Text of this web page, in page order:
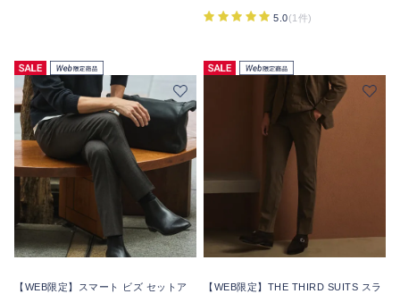
5.0(1件)
【WEB限定】スマート ビズ セットア
【WEB限定】THE THIRD SUITS スラ